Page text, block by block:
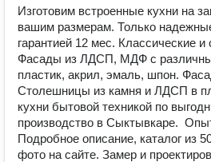
Изготовим встроенные кухни на
вашим размерам. Только
гарантией 12 мес. Классические
Фасады из ЛДСП, МДФ с
пластик, акрил, эмаль, шпон.
Столешницы из камня и ЛДСП в
кухни бытовой техникой по
производство в Сыктывкаре.
Подробное описание, каталог из
фото на сайте. Замер и